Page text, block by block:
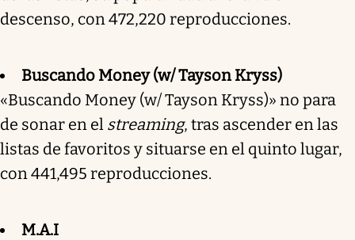
descenso, con 472,220 reproducciones.
Buscando Money (w/ Tayson Kryss)
«Buscando Money (w/ Tayson Kryss)» no para
de sonar en el streaming, tras ascender en las
listas de favoritos y situarse en el quinto lugar,
con 441,495 reproducciones.
M.A.I